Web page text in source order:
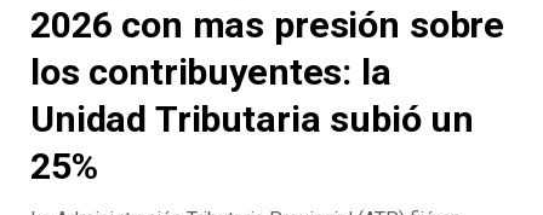
2026 con mas presión sobre
los contribuyentes: la
Unidad Tributaria subió un
25%